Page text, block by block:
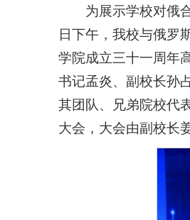
为展示学校对俄
日下午，我校与俄罗
学院成立三十一周年
书记孟炎、副校长孙
其团队、兄弟院校代
大会，大会由副校长